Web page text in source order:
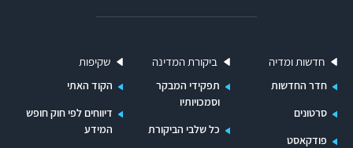
חדשות ומדיה
חדר החדשות
סרטונים
פודקאסט
ביקורת המדינה
תפקידי המבקר
וסמכויותיו
כל שלבי הביקורת
שקיפות
הקוד האתי
דיווחים לפי חוק חופש
המידע